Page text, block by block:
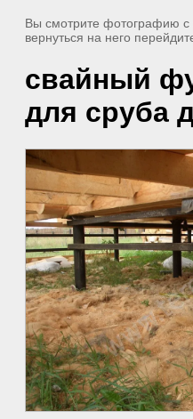
Вы смотрите фотографию с
вернуться на него
свайный
для сруба